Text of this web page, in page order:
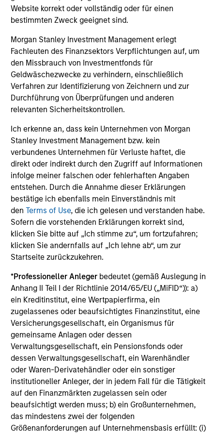
Website korrekt oder vollständig oder für einen
bestimmten Zweck geeignet sind.
Morgan Stanley Investment Management erlegt
Fachleuten des Finanzsektors Verpflichtungen auf, um
den Missbrauch von Investmentfonds für
Geldwäschezwecke zu verhindern, einschließlich
Verfahren zur Identifizierung von Zeichnern und zur
Durchführung von Überprüfungen und anderen
relevanten Sicherheitskontrollen.
Ich erkenne an, dass kein Unternehmen von Morgan
Stanley Investment Management bzw. kein
verbundenes Unternehmen für Verluste haftet, die
direkt oder indirekt durch den Zugriff auf Informationen
infolge meiner falschen oder fehlerhaften Angaben
entstehen. Durch die Annahme dieser Erklärungen
bestätige ich ebenfalls mein Einverständnis mit
denTerms of Use, die ich gelesen und verstanden habe.
Sofern die vorstehenden Erklärungen korrekt sind,
klicken Sie bitte auf „Ich stimme zu“, um fortzufahren;
klicken Sie andernfalls auf „Ich lehne ab“, um zur
Startseite zurückzukehren.
*Professioneller Anleger bedeutet (gemäß Auslegung in
Anhang II Teil I der Richtlinie 2014/65/EU („MiFID“)): a)
ein Kreditinstitut, eine Wertpapierfirma, ein
zugelassenes oder beaufsichtigtes Finanzinstitut, eine
Versicherungsgesellschaft, ein Organismus für
gemeinsame Anlagen oder dessen
Verwaltungsgesellschaft, ein Pensionsfonds oder
dessen Verwaltungsgesellschaft, ein Warenhändler
oder Waren-Derivatehändler oder ein sonstiger
institutioneller Anleger, der in jedem Fall für die Tätigkeit
auf den Finanzmärkten zugelassen sein oder
beaufsichtigt werden muss; b) ein Großunternehmen,
das mindestens zwei der folgenden
Größenanforderungen auf Unternehmensbasis erfüllt: (i)
are unique in an industry that leans toward specialization.
They promote cross-disciplinary thinking where investors
3
CULTURE
Counterpoint Global has a distinctive culture that
4
EXPERIENCED AND STABLE TEAM
The team has been managing money since 1998. They
have a long-term investment horizon that promotes
perspective and insight.
Investment Approach
Counterpoint Global believes that it may achieve value-
added investment results more consistently through
bottom-up analysis and qualitative judgment rather than
top-down forecasting. Additionally, the team holds that
optimal stock selection is primarily a function of making
long-term investments in companies that stand to benefit
from the shift to a more sustainable economy, while also
benefiting from: inherent sustainable competitive
advantages; brand-name recognition; the ability to
redeploy capital at high rates of return; and strong free-
cash-flow yield three to five years in the future. These
characteristics, in the team's view, provide the potential